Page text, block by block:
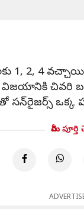
1, 2, 4
విజయానికి చివరి
సన్‌రైజర్స్‌
మీరు